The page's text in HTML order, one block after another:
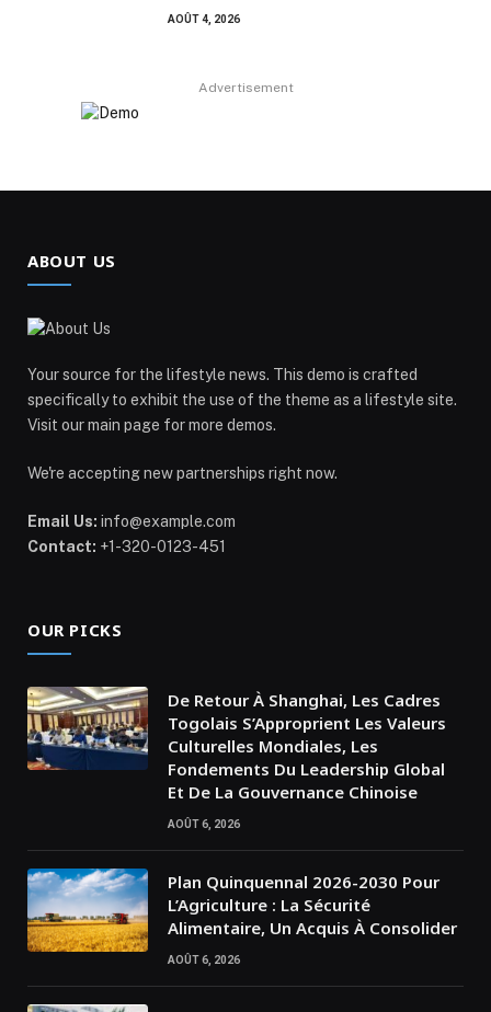
AOÛT 4, 2026
Advertisement
ABOUT US
Your source for the lifestyle news. This demo is crafted
specifically to exhibit the use of the theme as a lifestyle site.
Visit our main page for more demos.
We're accepting new partnerships right now.
Email Us: info@example.com
Contact: +1-320-0123-451
OUR PICKS
De Retour À Shanghai, Les Cadres
Togolais S’Approprient Les Valeurs
Culturelles Mondiales, Les
Fondements Du Leadership Global
Et De La Gouvernance Chinoise
AOÛT 6, 2026
Plan Quinquennal 2026-2030 Pour
L’Agriculture : La Sécurité
Alimentaire, Un Acquis À Consolider
AOÛT 6, 2026